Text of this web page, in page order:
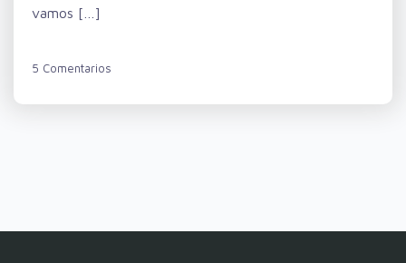
vamos […]
5 Comentarios